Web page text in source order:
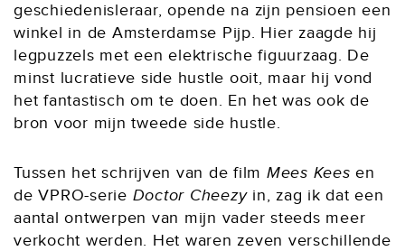
geschiedenisleraar, opende na zijn pensioen een
winkel in de Amsterdamse Pijp. Hier zaagde hij
legpuzzels met een elektrische figuurzaag. De
minst lucratieve side hustle ooit, maar hij vond
het fantastisch om te doen. En het was ook de
bron voor mijn tweede side hustle.
Tussen het schrijven van de film Mees Kees en
de VPRO-serie Doctor Cheezyin, zag ik dat een
aantal ontwerpen van mijn vader steeds meer
verkocht werden. Het waren zeven verschillende